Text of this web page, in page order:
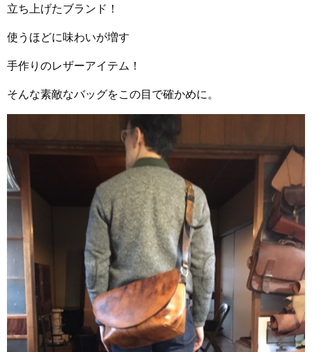
立ち上げたブランド！
使うほどに味わいが増す
手作りのレザーアイテム！
そんな素敵なバッグをこの目で確かめに。